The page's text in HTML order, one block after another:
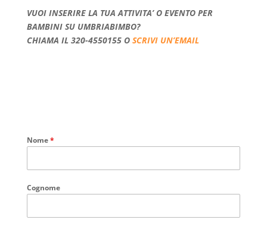
VUOI INSERIRE LA TUA ATTIVITA’ O EVENTO PER
BAMBINI SU UMBRIABIMBO?
CHIAMA IL 320-4550155 O SCRIVI UN’EMAIL
Nome*
Cognome